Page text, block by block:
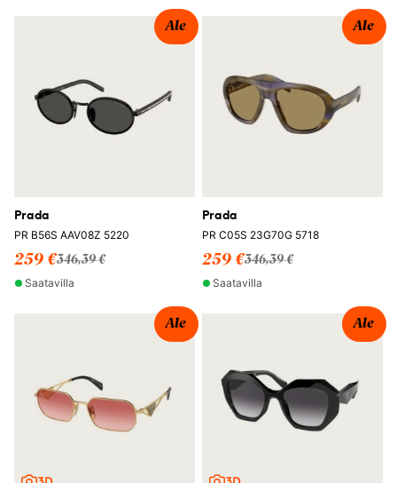
Ale
Prada
PR B56S AAV08Z 5220
259 €346,39 €
Saatavilla
Ale
Prada
PR C05S 23G70G 5718
259 €346,39 €
Saatavilla
Ale Ale